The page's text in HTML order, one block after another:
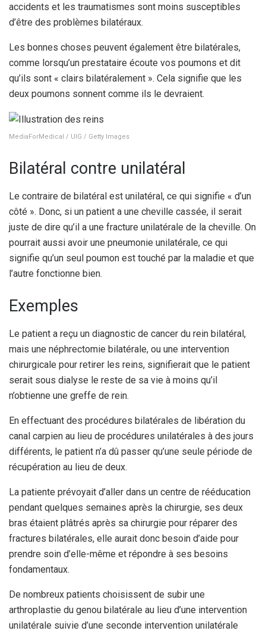
accidents et les traumatismes sont moins susceptibles
d’être des problèmes bilatéraux.
Les bonnes choses peuvent également être bilatérales,
comme lorsqu’un prestataire écoute vos poumons et dit
qu’ils sont « clairs bilatéralement ». Cela signifie que les
deux poumons sonnent comme ils le devraient.
MediaForMedical / UIG / Getty Images
Bilatéral contre unilatéral
Le contraire de bilatéral est unilatéral, ce qui signifie « d’un
côté ». Donc, si un patient a une cheville cassée, il serait
juste de dire qu’il a une fracture unilatérale de la cheville. On
pourrait aussi avoir une pneumonie unilatérale, ce qui
signifie qu’un seul poumon est touché par la maladie et que
l’autre fonctionne bien.
Exemples
Le patient a reçu un diagnostic de cancer du rein bilatéral,
mais une néphrectomie bilatérale, ou une intervention
chirurgicale pour retirer les reins, signifierait que le patient
serait sous dialyse le reste de sa vie à moins qu’il
n’obtienne une greffe de rein.
En effectuant des procédures bilatérales de libération du
canal carpien au lieu de procédures unilatérales à des jours
différents, le patient n’a dû passer qu’une seule période de
récupération au lieu de deux.
La patiente prévoyait d’aller dans un centre de rééducation
pendant quelques semaines après la chirurgie, ses deux
bras étaient plâtrés après sa chirurgie pour réparer des
fractures bilatérales, elle aurait donc besoin d’aide pour
prendre soin d’elle-même et répondre à ses besoins
fondamentaux.
De nombreux patients choisissent de subir une
arthroplastie du genou bilatérale au lieu d’une intervention
unilatérale suivie d’une seconde intervention unilatérale